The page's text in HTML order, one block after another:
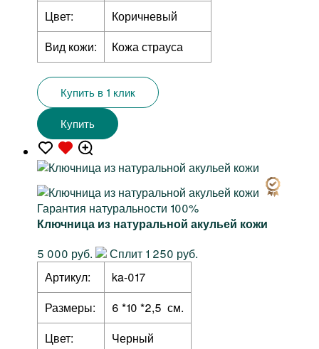
Цвет:
Коричневый
Вид кожи:
Кожа страуса
Купить в 1 клик
Купить
Гарантия натуральности 100%
Ключница из натуральной акульей кожи
5 000 руб.
Сплит 1 250 руб.
Артикул:
ka-017
Размеры:
6 *10 *2,5 см.
Цвет:
Черный